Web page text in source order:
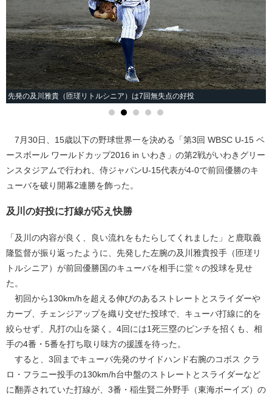
先発の及川雅貴（匝瑳リトルシニア）は7回無失点の好投
7月30日、15歳以下の野球世界一を決める「第3回 WBSC U-15 ベ
ースボール ワールドカップ2016 in いわき」の第2戦がいわきグリー
ンスタジアムで行われ、侍ジャパンU-15代表が4-0で前回優勝のキ
ューバを破り開幕2連勝を飾った。
及川の好投に打線が応え快勝
「及川の内容が良く、良い流れをもたらしてくれました」と鹿取義
隆監督が振り返ったように、先発した左腕の及川雅貴投手（匝瑳リ
トルシニア）が前回優勝国のキューバを相手に堂々の投球を見せ
た。
初回から130km/hを超える伸びのあるストレートとスライダーや
カーブ、チェンジアップを織り交ぜた投球で、キューバ打線に的を
絞らせず、凡打の山を築く。4回には1死三塁のピンチを招くも、相
手の4番・5番を打ち取り味方の援護を待った。
すると、3回までキューバ先発のサイドハンド右腕のコボス クラ
ロ・フラニー投手の130km/h台中盤のストレートとスライダーなど
に翻弄されていた打線が、3番・稲生賢二外野手（東海ボーイズ）の